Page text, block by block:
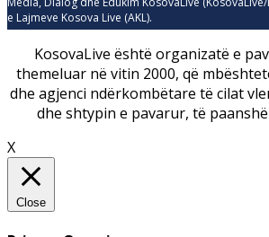
e Lajmeve Kosova Live (AKL).
KosovaLive është organizatë e
themeluar në vitin 2000, që
dhe agjenci ndërkombëtare të cilat
dhe shtypin e pavarur, të
X
Close